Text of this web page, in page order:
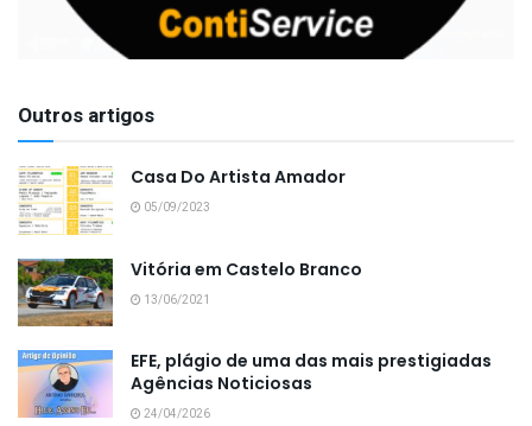
Outros artigos
Casa Do Artista Amador
05/09/2023
Vitória em Castelo Branco
13/06/2021
EFE, plágio de uma das mais prestigiadas
Agências Noticiosas
24/04/2026